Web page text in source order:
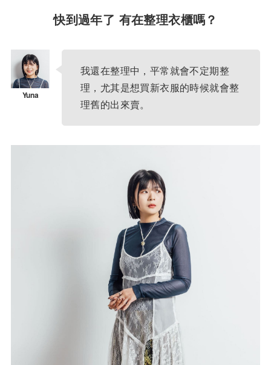
快到過年了 有在整理衣櫃嗎？
我還在整理中，平常就會不定期整
理，尤其是想買新衣服的時候就會整
理舊的出來賣。